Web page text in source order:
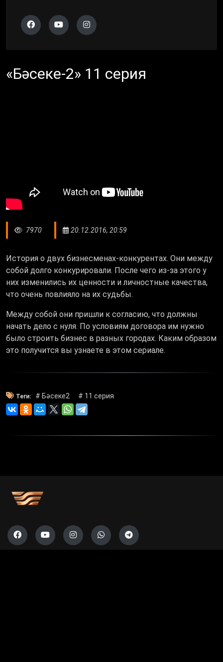
«Бәсеке-2» 11 серия
7970 20.12.2016, 20:59
История о двух бизнесменах-конкурентах. Они между
собой долго конкурировали. После чего из-за этого у
них изменились их ценности и личностные качества,
что очень повлияло на их судьбы.
Между собой они пришли к согласию, что должны
начать дело с нуля. По условиям договора им нужно
было строить бизнес в разных городах. Каким образом
это получится вы узнаете в этом сериале.
Теги: # Бәсеке2 # 11 серия